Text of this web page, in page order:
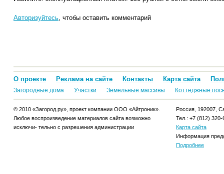
Авторизуйтесь, чтобы оставить комментарий
О проекте Реклама на сайте Контакты Карта сайта
Загородные дома Участки Земельные массивы Коттеджные
© 2010 «Загород.ру», проект компании ООО «Айтроник».
Любое воспроизведение материалов сайта возможно
исключи- тельно с разрешения администрации
Россия, 192007,
Тел.: +7 (812) 320-
Карта сайта
Информация
Подробнее